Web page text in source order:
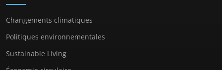
Changements climatiques
Politiques environnementales
Sustainable Living